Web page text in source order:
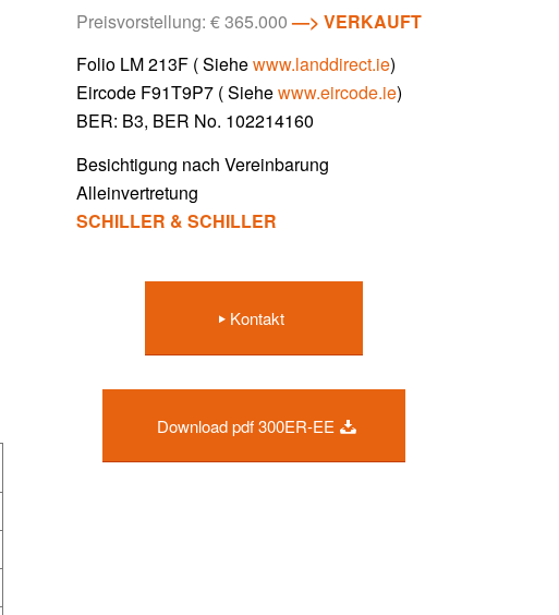
Preisvorstellung: € 365.000 —> VERKAUFT
Folio LM 213F ( Siehewww.landdirect.ie)
Eircode F91T9P7 ( Siehewww.eircode.ie)
BER: B3, BER No. 102214160
Besichtigung nach Vereinbarung
Alleinvertretung
SCHILLER & SCHILLER
Kontakt
Download pdf 300ER-EE